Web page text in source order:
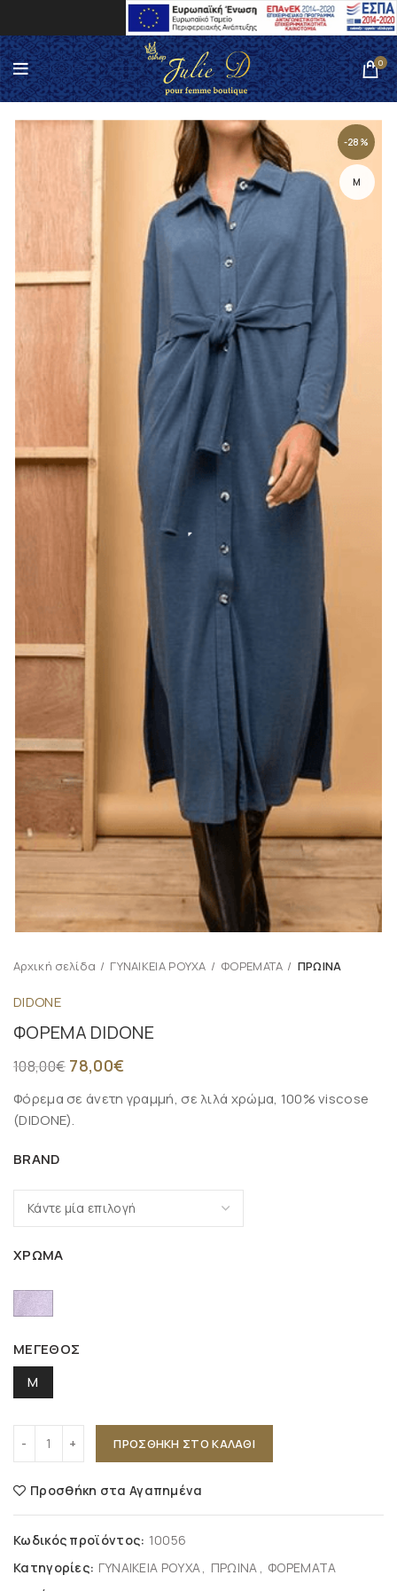
0
-28%
M
Αρχική σελίδα ΓΥΝΑΙΚΕΙΑ ΡΟΥΧΑ ΦΟΡΕΜΑΤΑ ΠΡΩΙΝΑ
DIDONE
ΦΟΡΕΜΑ DIDONE
108,00€ 78,00€
Φόρεμα σε άνετη γραμμή, σε λιλά χρώμα, 100% viscose
(DIDONE).
BRAND
ΧΡΩΜΑ
ΜΕΓΕΘΟΣ
M
ΠΡΟΣΘΉΚΗ ΣΤΟ ΚΑΛΆΘΙ
Προσθήκη στα Αγαπημένα
Κωδικός προϊόντος: 10056
Κατηγορίες: ΓΥΝΑΙΚΕΙΑ ΡΟΥΧΑ, ΠΡΩΙΝΑ , ΦΟΡΕΜΑΤΑ